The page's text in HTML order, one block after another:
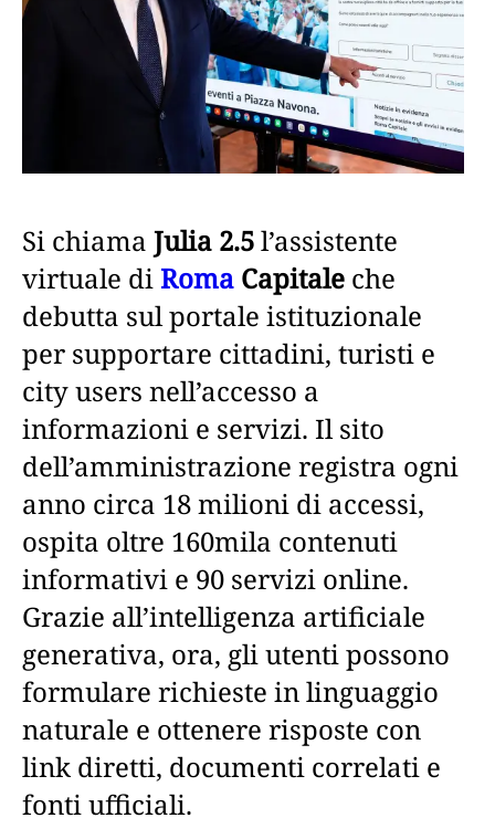
Si chiama Julia 2.5l’assistente
virtuale diRoma Capitale che
debutta sul portale istituzionale
per supportare cittadini, turisti e
city users nell’accesso a
informazioni e servizi. Il sito
dell’amministrazione registra ogni
anno circa 18 milioni di accessi,
ospita oltre 160mila contenuti
informativi e 90 servizi online.
Grazie all’intelligenza artificiale
generativa, ora, gli utenti possono
formulare richieste in linguaggio
naturale e ottenere risposte con
link diretti, documenti correlati e
fonti ufficiali.